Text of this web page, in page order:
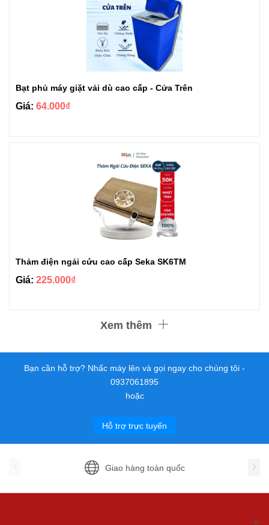
Bạt phủ máy giặt vải dù cao cấp - Cửa Trên
Giá: 64.000₫
Thảm điện ngải cứu cao cấp Seka SK6TM
Giá: 225.000₫
Xem thêm
Bạn cần hỗ trợ? Nhấc máy lên và gọi ngay cho chúng tôi -
0937061895
hoặc
Hỗ trợ trực tuyến
Giao hàng toàn quốc